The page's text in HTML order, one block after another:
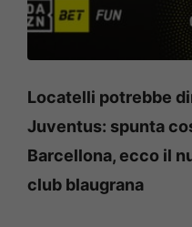
Locatelli potrebbe
Juventus: spunta
Barcellona, ecco il
club blaugrana